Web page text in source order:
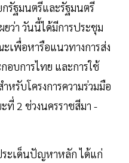
กรัฐมนตรีและรัฐมนตรี
ยว่า วันนี้ได้มีการประชุม
เพื่อหารือแนวทางการส่ง
อบการไทย และการใช้
รับโครงการความร่วมมือ
ที่ 2 ช่วงนครราชสีมา -
ระเด็นปัญหาหลัก ได้แก่